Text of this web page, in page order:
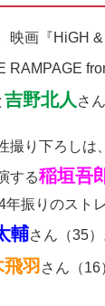
映画『HiGH
RAMPAGE
吉野北人 さ
撮り下ろしは
する稲垣吾
年振りのスト
輔さん（35）
羽 さん（16